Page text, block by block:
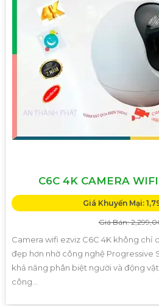
C6C 4K CAMERA
Giá Khuyến Mại:
Giá Bán:
Camera wifi ezviz C6C 4K không chỉ
đẹp hơn nhờ công nghệ Progressive
khả năng phân biệt người và động
công...